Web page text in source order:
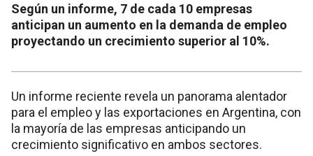
Según un informe, 7 de cada 10 empresas
anticipan un aumento en la demanda de empleo
proyectando un crecimiento superior al 10%.
Un informe reciente revela un panorama alentador
para el empleo y las exportaciones en Argentina, con
la mayoría de las empresas anticipando un
crecimiento significativo en ambos sectores.